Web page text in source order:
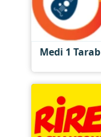
Medi 1 Tarab